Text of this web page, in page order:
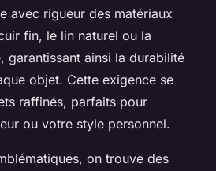
avec rigueur des matériaux
fin, le lin naturel ou la
garantissant ainsi la durabilité
objet. Cette exigence se
raffinés, parfaits pour
ou votre style personnel.
on trouve des